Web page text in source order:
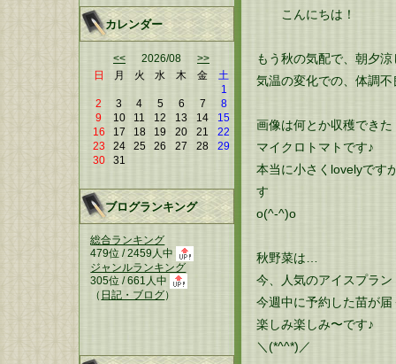
こんにちは！
もう秋の気配で、朝夕
気温の変化での、体調
画像は何とか収穫できた
マイクロトマトです♪
本当に小さくlovelyです
す
o(^-^)o
秋野菜は…
今、人気のアイスプラ
今週中に予約した苗が届
楽しみ楽しみ〜です♪
＼(*^^*)／
カレンダー
<< 2026/08 >>
日
月 火 水 木 金
土
1
2
3 4 5 6 7
8
9
10 11 12 13 14
15
16
17 18 19 20 21
22
23
24 25 26 27 28
29
30
31
ブログランキング
総合ランキング
479位 / 2459人中
ジャンルランキング
305位 / 661人中
（ 日記・ブログ）